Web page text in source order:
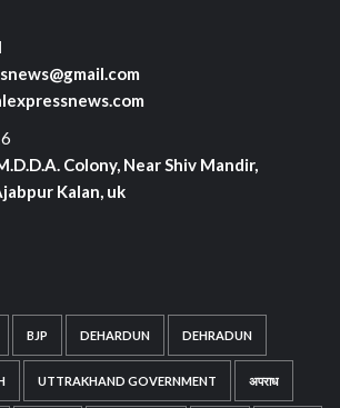
Colony, Near Shiv Mandir,
Kalan, uk
BJP DEHARDUN DEHRADUN
UTTRAKHAND GOVERNMENT अपराध